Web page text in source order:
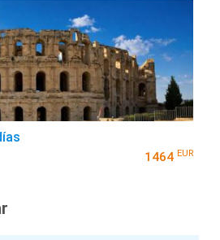
1464 EUR